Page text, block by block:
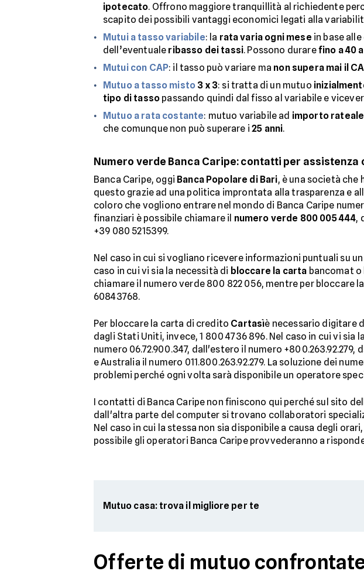
ipotecato. Offrono maggiore tranquillità al richiedente
scapito dei possibili vantaggi economici legati alla
Mutui a tasso variabile: la rata varia ogni mese in base
dell’eventuale ribasso dei tassi. Possono durarefino a 40
Mutui con CAP: il tasso può variare ma non supera mai il
Mutuo a tasso misto 3 x 3: si tratta di un mutuo
tipo di tasso passando quindi dal fisso al variabile e
Mutuo a rata costante: mutuo variabile ad importo
che comunque non può superare i25 anni.
Numero verde Banca Caripe: contatti per assistenza
Banca Caripe, oggi Banca Popolare di Bari, è una società
questo grazie ad una politica improntata alla trasparenza e
coloro che vogliono entrare nel mondo di Banca Caripe
finanziari è possibile chiamare il numero verde 800 005 444,
+39 080 5215399.
Nel caso in cui si vogliano ricevere informazioni puntuali su
caso in cui vi sia la necessità di bloccare la carta bancomat
chiamare il numero verde 800 822 056, mentre per
60843768.
Per bloccare la carta di credito Cartasìè necessario digitare
dagli Stati Uniti, invece, 1 800 4736 896. Nel caso in cui vi
numero 06.72.900.347, dall'estero il numero
e Australia il numero 011.800.263.92.279. La soluzione dei
problemi perché ogni volta sarà disponibile un operatore
I contatti di Banca Caripe non finiscono qui perché sul sito
dall'altra parte del computer si trovano collaboratori
Nel caso in cui la stessa non sia disponibile a causa degli
possibile gli operatori Banca Caripe provvederanno a
Mutuo casa: trova il migliore per te
Offerte di mutuo